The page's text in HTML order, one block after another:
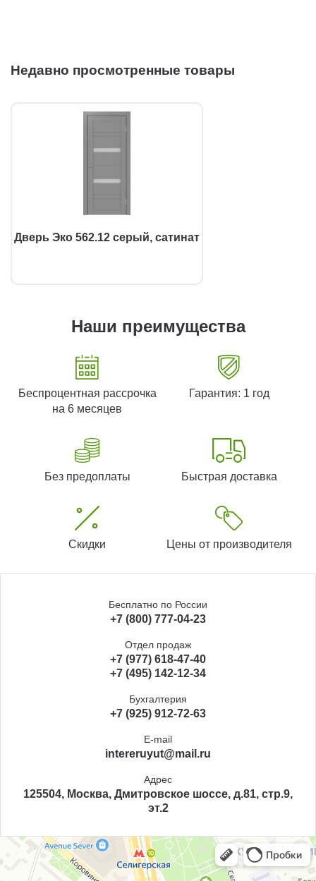
Недавно просмотренные товары
Дверь Эко 562.12 серый, сатинат
Наши преимущества
Беспроцентная рассрочка
на 6 месяцев
Гарантия: 1 год
Без предоплаты Быстрая доставка
Скидки Цены от производителя
Бесплатно по России
+7 (800) 777-04-23
Отдел продаж
+7 (977) 618-47-40
+7 (495) 142-12-34
Бухгалтерия
+7 (925) 912-72-63
E-mail
intereruyut@mail.ru
Адрес
125504, Москва, Дмитровское шоссе, д.81, стр.9,
эт.2